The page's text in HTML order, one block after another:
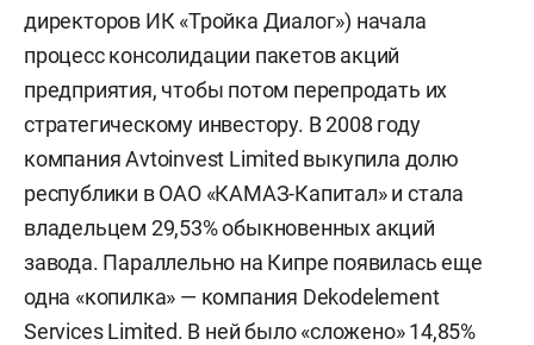
директоров ИК «Тройка Диалог») начала
процесс консолидации пакетов акций
предприятия, чтобы потом перепродать их
стратегическому инвестору. В 2008 году
компания Avtoinvest Limited выкупила долю
республики в ОАО «КАМАЗ-Капитал» и стала
владельцем 29,53% обыкновенных акций
завода. Параллельно на Кипре появилась еще
одна «копилка» — компания Dekodelement
Services Limited. В ней было «сложено» 14,85%